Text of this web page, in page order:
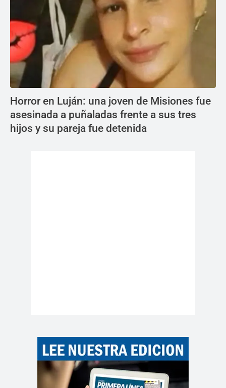
Horror en Luján: una joven de Misiones fue
asesinada a puñaladas frente a sus tres
hijos y su pareja fue detenida